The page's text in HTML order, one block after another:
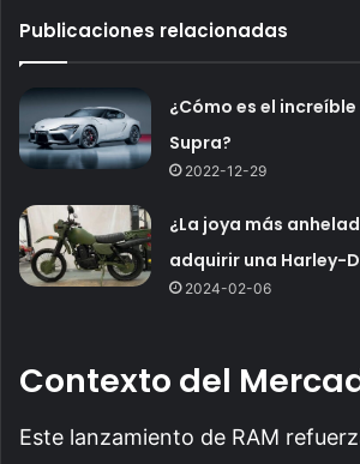
Publicaciones relacionadas
¿Cómo es el
Supra?
2022-12-29
¿La joya más
adquirir una Harley-
2024-02-06
Contexto del
Este lanzamiento de RAM